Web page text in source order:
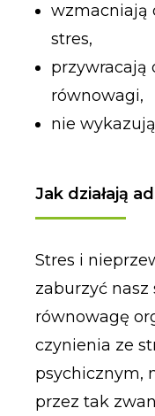
wzmacniają
stres,
przywracają
równowagi,
nie
Jak działają
Stres i
zaburzyć
równowagę
czynienia ze
psychicznym,
przez tak